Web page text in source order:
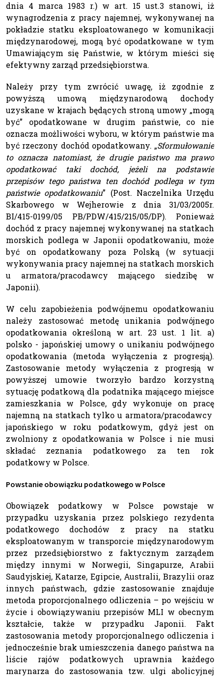
dnia 4 marca 1983 r.) w art. 15 ust.3 stanowi, iż
wynagrodzenia z pracy najemnej, wykonywanej na
pokładzie statku eksploatowanego w komunikacji
międzynarodowej, mogą być opodatkowane w tym
Umawiającym się Państwie, w którym mieści się
efektywny zarząd przedsiębiorstwa.
Należy przy tym zwrócić uwagę, iż zgodnie z
powyższą umową międzynarodową dochody
uzyskane w krajach będących stroną umowy „mogą
być” opodatkowane w drugim państwie, co nie
oznacza możliwości wyboru, w którym państwie ma
być rzeczony dochód opodatkowany. „Sformułowanie
to oznacza natomiast, że drugie państwo ma prawo
opodatkować taki dochód, jeżeli na podstawie
przepisów tego państwa ten dochód podlega w tym
państwie opodatkowaniu” (Post. Naczelnika Urzędu
Skarbowego w Wejherowie z dnia 31/03/2005r.
BI/415-0199/05 PB/PDW/415/215/05/DP). Ponieważ
dochód z pracy najemnej wykonywanej na statkach
morskich podlega w Japonii opodatkowaniu, może
być on opodatkowany poza Polską (w sytuacji
wykonywania pracy najemnej na statkach morskich
u armatora/pracodawcy mającego siedzibę w
Japonii).
W celu zapobieżenia podwójnemu opodatkowaniu
należy zastosować metodę unikania podwójnego
opodatkowania określoną w art. 23 ust. 1 lit. a)
polsko - japońskiej umowy o unikaniu podwójnego
opodatkowania (metoda wyłączenia z progresją).
Zastosowanie metody wyłączenia z progresją w
powyższej umowie tworzyło bardzo korzystną
sytuację podatkową dla podatnika mającego miejsce
zamieszkania w Polsce, gdy wykonuje on pracę
najemną na statkach tylko u armatora/pracodawcy
japońskiego w roku podatkowym, gdyż jest on
zwolniony z opodatkowania w Polsce i nie musi
składać zeznania podatkowego za ten rok
podatkowy w Polsce.
Powstanie obowiązku podatkowego w Polsce
Obowiązek podatkowy w Polsce powstaje w
przypadku uzyskania przez polskiego rezydenta
podatkowego dochodów z pracy na statku
eksploatowanym w transporcie międzynarodowym
przez przedsiębiorstwo z faktycznym zarządem
między innymi w Norwegii, Singapurze, Arabii
Saudyjskiej, Katarze, Egipcie, Australii, Brazylii oraz
innych państwach, gdzie zastosowanie znajduje
metoda proporcjonalnego odliczenia – po wejściu w
życie i obowiązywaniu przepisów MLI w obecnym
kształcie, także w przypadku Japonii. Fakt
zastosowania metody proporcjonalnego odliczenia i
jednocześnie brak umieszczenia danego państwa na
liście rajów podatkowych uprawnia każdego
marynarza do zastosowania tzw. ulgi abolicyjnej